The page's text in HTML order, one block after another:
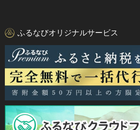
ふるなびオリジナルサービス